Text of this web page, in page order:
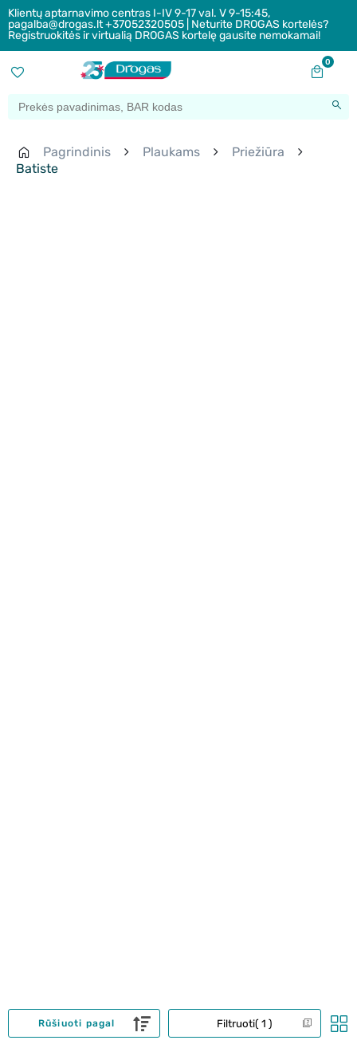
Klientų aptarnavimo centras I-IV 9-17 val. V 9-15:45,
pagalba@drogas.lt +37052320505 | Neturite DROGAS kortelės?
Registruokitės ir virtualią DROGAS kortelę gausite nemokamai!
0
Pagrindinis Plaukams
Priežiūra
Batiste
Filtruoti 1
Rūšiuoti pagal